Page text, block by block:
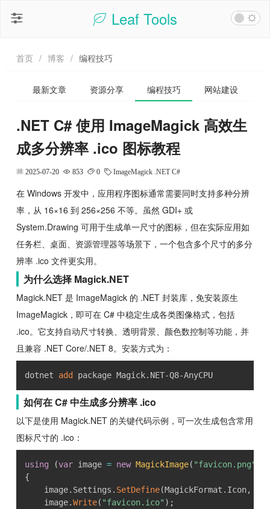
Leaf Tools
首页 / 博客 / 编程技巧
最新文章 资源分享 编程技巧 网站建设
.NET C# 使用 ImageMagick 高效生
成多分辨率 .ico 图标教程
2025-07-20 853 0 ImageMagick .NET C#
在 Windows 开发中，应用程序图标通常需要同时支持多种分辨
率，从 16×16 到 256×256 不等。虽然 GDI+ 或
System.Drawing 可用于生成单一尺寸的图标，但在实际应用如
任务栏、桌面、资源管理器等场景下，一个包含多个尺寸的多分
辨率 .ico 文件更实用。
为什么选择 Magick.NET
Magick.NET 是 ImageMagick 的 .NET 封装库，免安装原生
ImageMagick，即可在 C# 中稳定生成各类图像格式，包括
.ico。它支持自动尺寸转换、透明背景、颜色数控制等功能，并
且兼容 .NET Core/.NET 8。安装方式为：
dotnet add package Magick.NET-Q8-AnyCPU
如何在 C# 中生成多分辨率 .ico
以下是使用 Magick.NET 的关键代码示例，可一次生成包含常用
图标尺寸的 .ico：
using (var image = new MagickImage( "favicon.png"
{
    image
. Settings . SetDefine(MagickFormat . Icon,
    image
.Write( "favicon.ico" ) ;